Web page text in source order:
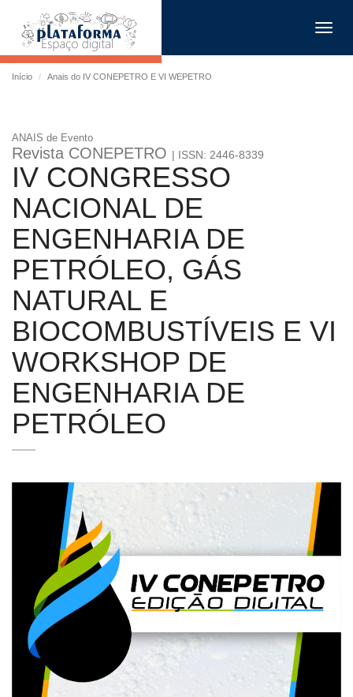
Início Anais do IV CONEPETRO E VI WEPETRO
ANAIS de Evento
Revista CONEPETRO | ISSN: 2446-8339
IV CONGRESSO
NACIONAL DE
ENGENHARIA DE
PETRÓLEO, GÁS
NATURAL E
BIOCOMBUSTÍVEIS E VI
WORKSHOP DE
ENGENHARIA DE
PETRÓLEO